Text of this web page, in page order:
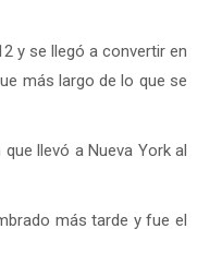
y se llegó a convertir en
más largo de lo que se
llevó a Nueva York al
más tarde y fue el